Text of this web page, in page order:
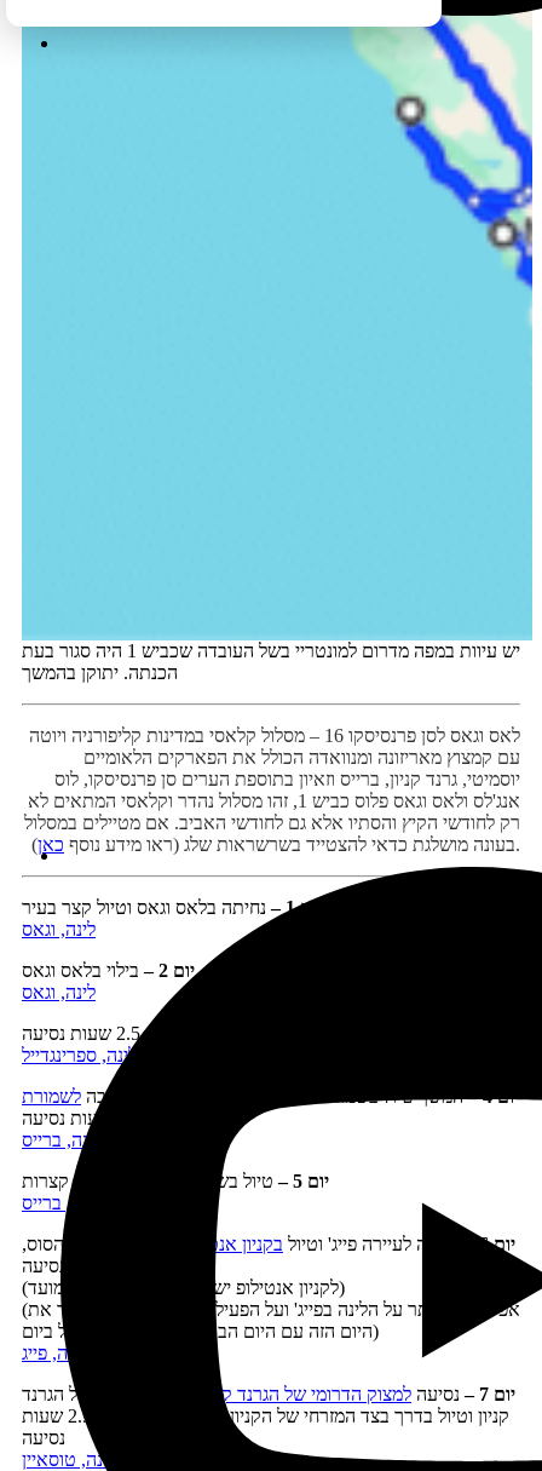
יש עיוות במפה מדרום למונטריי בשל העובדה שכביש 1 היה סגור בעת
הכנתה. יתוקן בהמשך
לאס וגאס לסן פרנסיסקו 16 – מסלול קלאסי במדינות קליפורניה ויוטה
עם קמצוץ מאריזונה ומנוואדה הכולל את הפארקים הלאומיים
יוסמיטי, גרנד קניון, ברייס וזאיון בתוספת הערים סן פרנסיסקו, לוס
אנג'לס ולאס וגאס פלוס כביש 1, זהו מסלול נהדר וקלאסי המתאים לא
רק לחודשי הקיץ והסתיו אלא גם לחודשי האביב. אם מטיילים במסלול
בעונה מושלגת כדאי להצטייד בשרשראות שלג (ראו מידע נוסף כאן ).
יום 1 –
נחיתה בלאס וגאס וטיול קצר בעיר
לינה, וגאס
יום 2 –
בילוי בלאס וגאס
לינה, וגאס
וטיול בשטחה, 2.5 שעות נסיעה
לינה, ספרינגדייל
יום 4
–המשך טיול בשמורת זאיון נסיעה בדרך נופית מרהיבה לשמורת
לינה, ברייס
יום 5
–טיול בשמורת ברייס, נסיעות קצרות
לינה, ברייס
יום 6
נסיעה לעיירה פייג' וטיול בקניון אנטילופ
ובמסלול פרסת הסוס,
(לקניון אנטילופ יש להזמין מקום מבעוד מועד)
(אפשר גם לוותר על הלינה בפייג' ועל הפעילויות שסביבתה, ולאחד את
היום הזה עם היום הבא וכך לקצר את הטיול ביום)
יום 7
–נסיעה למצוק הדרומי של הגרנד קניון
למצוק הדרומי של הגרנד
קניון וטיול בדרך בצד המזרחי של הקניון (לאורך כביש 64), 2.5 שעות
נסיעה
לינה, טוסאיין